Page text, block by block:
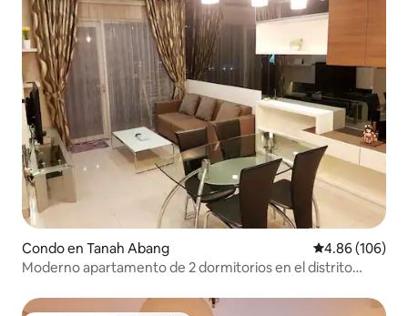
Condo en Tanah Abang Calificación
4.86 (106)
Moderno apartamento de 2 dormitorios en el distrito